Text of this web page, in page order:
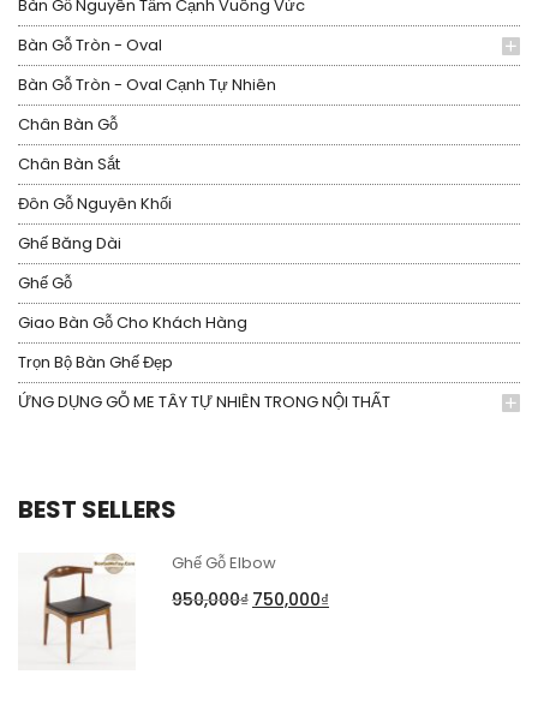
Bàn Gỗ Nguyên Tấm Cạnh Vuông Vức
Bàn Gỗ Tròn - Oval
Bàn Gỗ Tròn - Oval Cạnh Tự Nhiên
Chân Bàn Gỗ
Chân Bàn Sắt
Đôn Gỗ Nguyên Khối
Ghế Băng Dài
Ghế Gỗ
Giao Bàn Gỗ Cho Khách Hàng
Trọn Bộ Bàn Ghế Đẹp
ỨNG DỤNG GỖ ME TÂY TỰ NHIÊN TRONG NỘI THẤT
BEST SELLERS
Ghế Gỗ Elbow
950,000₫ 750,000₫